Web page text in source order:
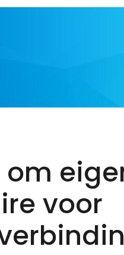
om
voor